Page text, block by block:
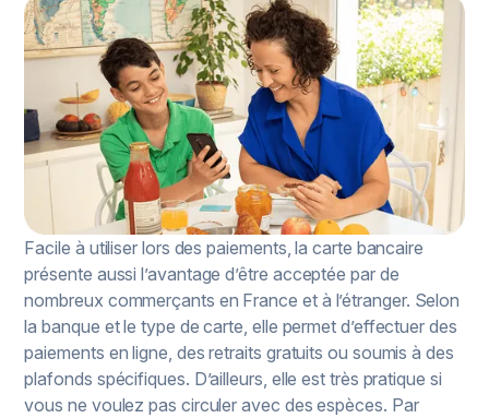
Facile à utiliser lors des paiements, la carte bancaire
présente aussi l’avantage d’être acceptée par de
nombreux commerçants en France et à l’étranger. Selon
la banque et le type de carte, elle permet d’effectuer des
paiements en ligne, des retraits gratuits ou soumis à des
plafonds spécifiques. D’ailleurs, elle est très pratique si
vous ne voulez pas circuler avec des espèces. Par